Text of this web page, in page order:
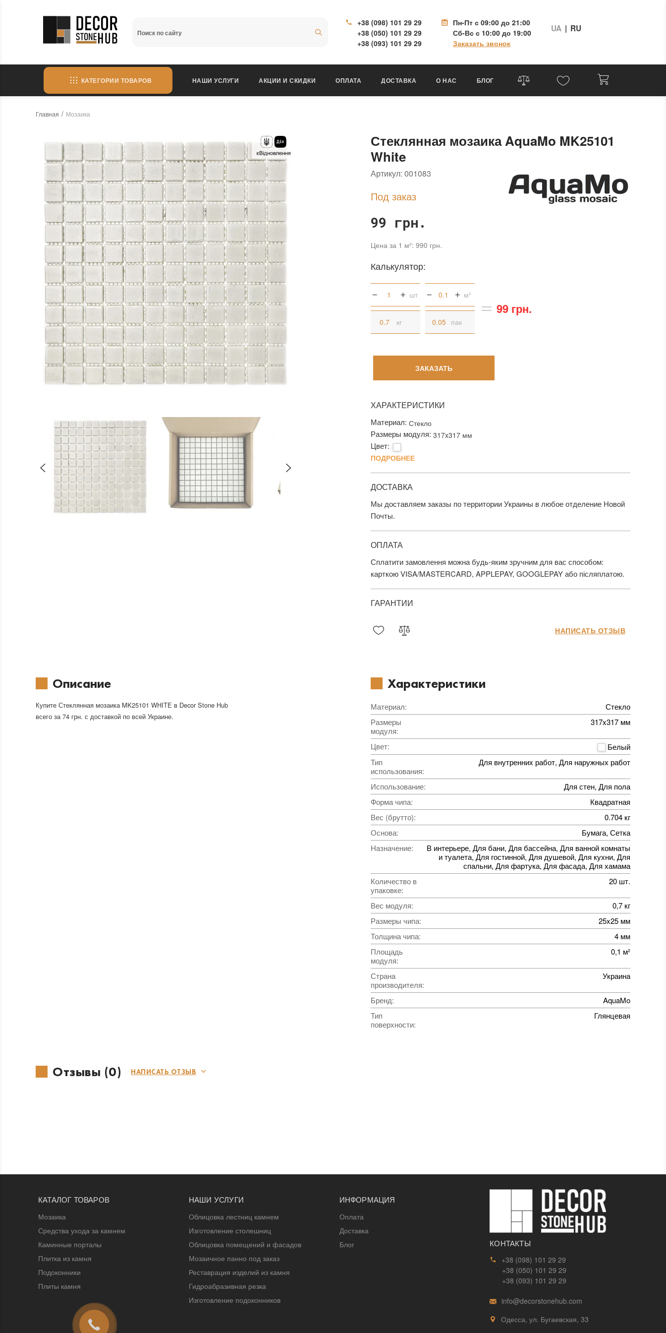
+38 (098) 101 29 29
+38 (050) 101 29 29
+38 (093) 101 29 29
Пн-Пт с 09:00 до 21:00
Сб-Вс с 10:00 до 19:00
Заказать звонок
UA | RU
КАТЕГОРИИ ТОВАРОВ НАШИ УСЛУГИ АКЦИИ И СКИДКИ ОПЛАТА ДОСТАВКА О НАС БЛОГ
Главная Мозаика
Стеклянная мозаика AquaMo MK25101
White
Артикул: 001083
Под заказ
99 грн.
Цена за 1 м²: 990 грн.
Калькулятор:
шт м²
кг пак
99 грн.
ЗАКАЗАТЬ
ХАРАКТЕРИСТИКИ
Материал: Стекло
Размеры модуля: 317x317 мм
Цвет:
ПОДРОБНЕЕ
ДОСТАВКА
Мы доставляем заказы по территории Украины в любое отделение Новой
Почты.
ОПЛАТА
Сплатити замовлення можна будь-яким зручним для вас способом:
карткою VISA/MASTERCARD, APPLEPAY, GOOGLEPAY або післяплатою.
ГАРАНТИИ
НАПИСАТЬ ОТЗЫВ
Описание
Купите Стеклянная мозаика MK25101 WHITE в Decor Stone Hub
всего за 74 грн. с доставкой по всей Украине.
Характеристики
Материал:
Стекло
Размеры
модуля:
317x317 мм
Цвет:
Белый
Тип
использования:
Для внутренних работ, Для наружных работ
Использование:
Для стен, Для пола
Форма чипа:
Квадратная
Вес (брутто):
0.704 кг
Основа:
Бумага, Сетка
Назначение:
В интерьере, Для бани, Для бассейна, Для ванной комнаты
и туалета, Для гостинной, Для душевой, Для кухни, Для
спальни, Для фартука, Для фасада, Для хамама
Количество в
упаковке:
20 шт.
Вес модуля:
0,7 кг
Размеры чипа:
25x25 мм
Толщина чипа:
4 мм
Площадь
модуля:
0,1 м²
Страна
производителя:
Украина
Бренд:
AquaMo
Тип
поверхности:
Глянцевая
Отзывы (0) НАПИСАТЬ ОТЗЫВ
КАТАЛОГ ТОВАРОВ
Мозаика
Средства ухода за камнем
Каминные порталы
Плитка из камня
Подоконники
Плиты камня
НАШИ УСЛУГИ
Облицовка лестниц камнем
Изготовление столешниц
Облицовка помещений и фасадов
Мозаичное панно под заказ
Реставрация изделий из камня
Гидроабразивная резка
Изготовление подоконников
ИНФОРМАЦИЯ
Оплата
Доставка
Блог
КОНТАКТЫ
+38 (098) 101 29 29
+38 (050) 101 29 29
+38 (093) 101 29 29
info@decorstonehub.com
Одесса, ул. Бугаевская, 33